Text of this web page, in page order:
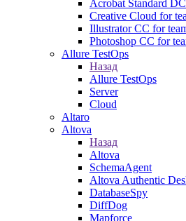
Acrobat Standard
Creative Cloud for
Illustrator CC for
Photoshop CC for
Allure TestOps
Назад
Allure TestOps
Server
Cloud
Altaro
Altova
Назад
Altova
SchemaAgent
Altova Authentic
DatabaseSpy
DiffDog
Mapforce